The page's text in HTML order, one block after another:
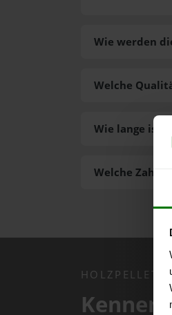
Wie werden
Welche
Welche
Wie lange ist
Kennen